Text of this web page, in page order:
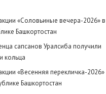
«Соловьиные вечера-2026» в
Башкортостан
сапсанов Уралсиба получили
кольца
«Весенняя перекличка-2026»
Башкортостан